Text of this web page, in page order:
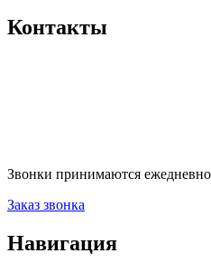
Контакты
Звонки принимаются
Заказ звонка
Навигация